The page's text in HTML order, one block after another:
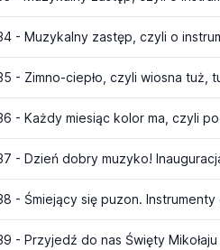
- Zimno-ciepło, czyli wiosna tuż,
- Śmiejący się puzon.
- Przyjedź do nas Święty Mikołaju